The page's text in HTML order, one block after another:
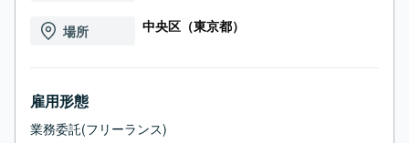
場所 中央区（東京都）
雇用形態
業務委託(フリーランス)